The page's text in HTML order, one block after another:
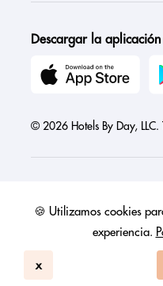
🍪 Utilizamos cookies
experiencia.
x
Descargar la aplicación
© 2026 Hotels By Day, LLC.
Austria Canada France
Mexico
United Arab Emirates